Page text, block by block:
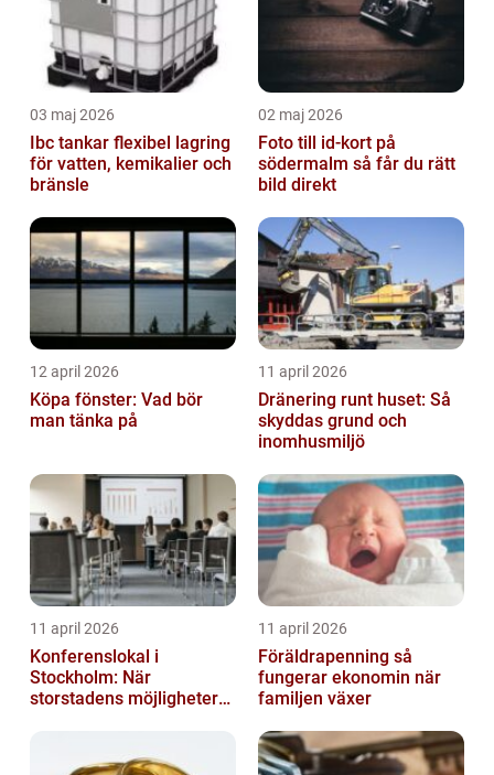
03 maj 2026
Ibc tankar flexibel lagring
för vatten, kemikalier och
bränsle
02 maj 2026
Foto till id-kort på
södermalm så får du rätt
bild direkt
12 april 2026
Köpa fönster: Vad bör
man tänka på
11 april 2026
Dränering runt huset: Så
skyddas grund och
inomhusmiljö
11 april 2026
Konferenslokal i
Stockholm: När
storstadens möjligheter
11 april 2026
Föräldrapenning så
fungerar ekonomin när
familjen växer